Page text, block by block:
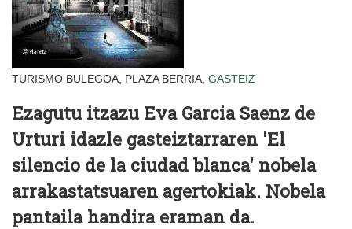
TURISMO BULEGOA, PLAZA BERRIA, GASTEIZ
Ezagutu itzazu Eva Garcia Saenz de
Urturi idazle gasteiztarraren 'El
silencio de la ciudad blanca' nobela
arrakastatsuaren agertokiak. Nobela
pantaila handira eraman da.